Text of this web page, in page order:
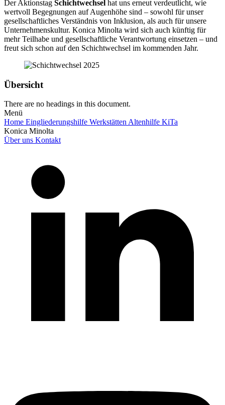
Der Aktionstag Schichtwechsel hat uns erneut verdeutlicht, wie
wertvoll Begegnungen auf Augenhöhe sind – sowohl für unser
gesellschaftliches Verständnis von Inklusion, als auch für unsere
Unternehmenskultur. Konica Minolta wird sich auch künftig für
mehr Teilhabe und gesellschaftliche Verantwortung einsetzen – und
freut sich schon auf den Schichtwechsel im kommenden Jahr.
Übersicht
There are no headings in this document.
Menü
Home Eingliederungshilfe Werkstätten Altenhilfe KiTa
Konica Minolta
Über uns Kontakt